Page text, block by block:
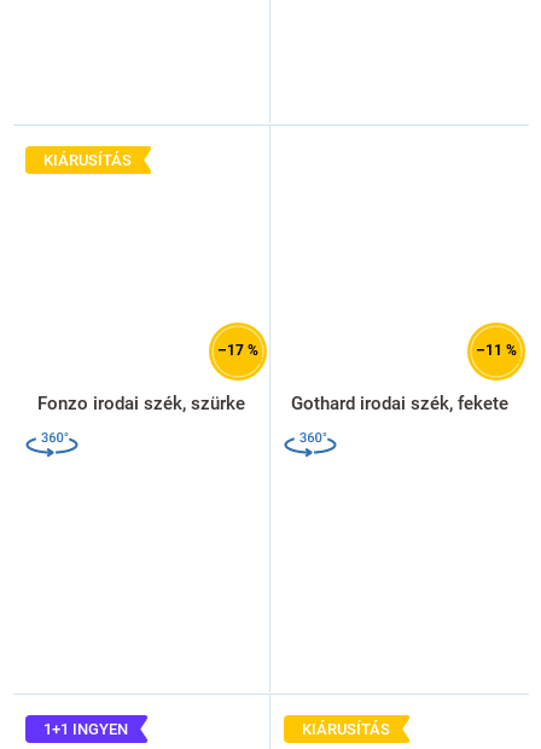
KIÁRUSÍTÁS
–17 %
Fonzo irodai szék, szürke
–11 %
Gothard irodai szék, fekete
1+1 INGYEN KIÁRUSÍTÁS